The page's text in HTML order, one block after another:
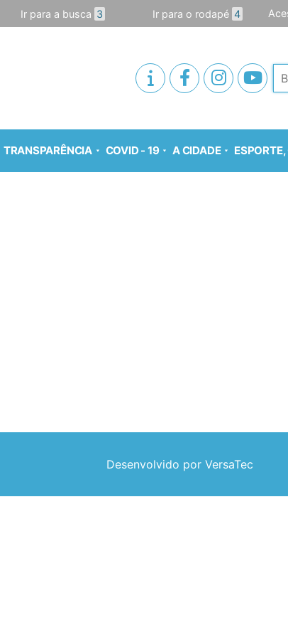
Ir para a busca 3 Ir para o rodapé 4
TRANSPARÊNCIA COVID - 19 A CIDADE
Desenvolvido por VersaTec